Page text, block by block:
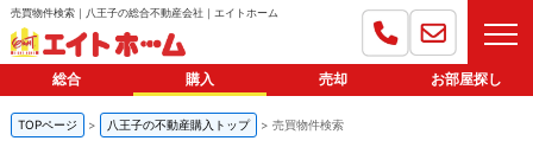
売買物件検索｜八王子の総合不動産会社｜エイトホーム
総合 購入 売却 お部屋探し
TOPページ 八王子の不動産購入トップ 売買物件検索